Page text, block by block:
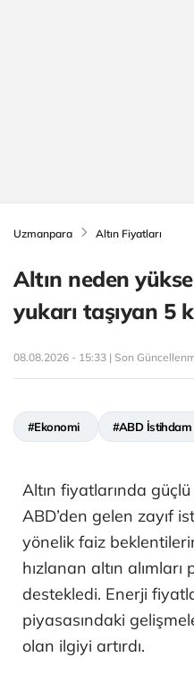
Uzmanpara Altın Fiyatları
Altın neden
yukarı taşıyan 5
08.08.2026 - 15:33 | Son
#Ekonomi #ABD İstihdam
Altın fiyatlarında
ABD’den gelen zayıf
yönelik faiz
hızlanan altın
destekledi. Enerji
piyasasındaki
olan ilgiyi artırdı.